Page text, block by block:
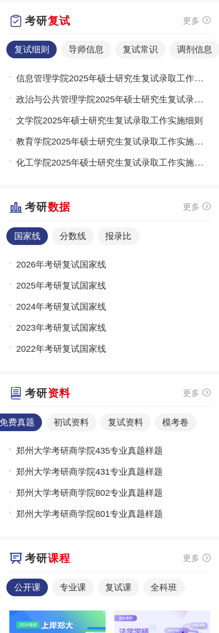
考研复试 更多
复试细则 导师信息 复试常识 调剂信息
信息管理学院2025年硕士研究生复试录取工作实施细则
政治与公共管理学院2025年硕士研究生复试录取工作实施细则
文学院2025年硕士研究生复试录取工作实施细则
教育学院2025年硕士研究生复试录取工作实施细则
化工学院2025年硕士研究生复试录取工作实施细则
考研数据 更多
国家线 分数线 报录比
2026年考研复试国家线
2025年考研复试国家线
2024年考研复试国家线
2023年考研复试国家线
2022年考研复试国家线
考研资料 更多
费真题 初试资料 复试资料 模考卷
郑州大学考研商学院435专业真题样题
郑州大学考研商学院431专业真题样题
郑州大学考研商学院802专业真题样题
郑州大学考研商学院801专业真题样题
考研课程 更多
公开课 专业课 复试课 全科班